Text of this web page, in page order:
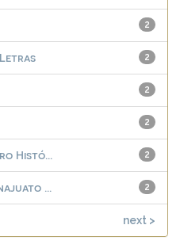
2
2
2
2
2
Histó...
2
...
next >